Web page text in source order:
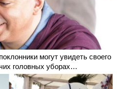
могут увидеть своего
головных уборах…